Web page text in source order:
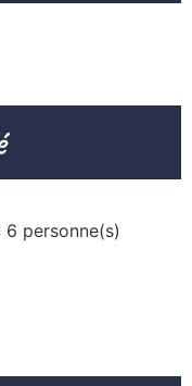
personne(s)